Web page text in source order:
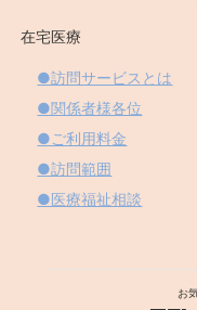
在宅医療
●訪問サービスとは
●関係者様各位
●ご利用料金
●訪問範囲
●医療福祉相談
お